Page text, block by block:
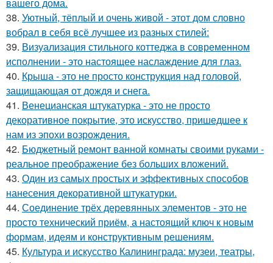
38. Уютный, тёплый и очень живой - этот дом словно
вобрал в себя всё лучшее из разных стилей:
39. Визуализация стильного коттеджа в современном
исполнении - это настоящее наслаждение для глаз.
40. Крыша - это не просто конструкция над головой,
защищающая от дождя и снега.
41. Венецианская штукатурка - это не просто
декоративное покрытие, это искусство, пришедшее к
нам из эпохи возрождения.
42. Бюджетный ремонт ванной комнаты своими руками -
реальное преображение без больших вложений.
43. Один из самых простых и эффективных способов
нанесения декоративной штукатурки.
44. Соединение трёх деревянных элементов - это не
просто технический приём, а настоящий ключ к новым
формам, идеям и конструктивным решениям.
45. Культура и искусство Калининграда: музеи, театры,